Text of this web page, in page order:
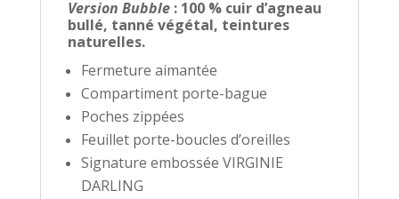
Version Bubble: 100 % cuir d’agneau
bullé, tanné végétal, teintures
naturelles.
Fermeture aimantée
Compartiment porte-bague
Poches zippées
Feuillet porte-boucles d’oreilles
Signature embossée VIRGINIE
DARLING